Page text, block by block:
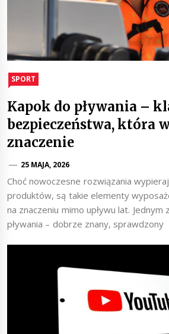
SPORT
Kapok do pływania –
bezpieczeństwa, która
znaczenie
25 MAJA, 2026
Choć nowoczesne rozwiązania
produktów, są takie elementy
na znaczeniu mimo upływu lat. Jednym
pływania – dobrze znany, sprawdzony